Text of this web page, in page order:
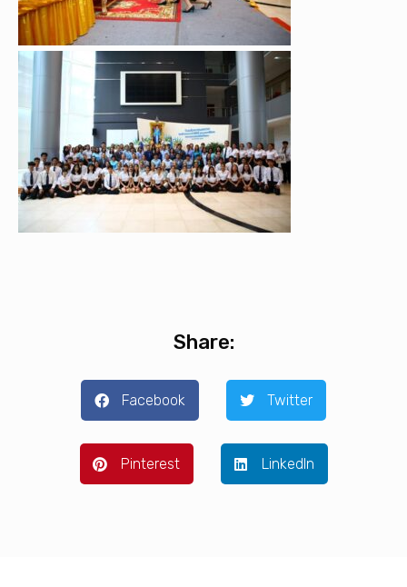
Share:
Facebook Twitter
Pinterest LinkedIn